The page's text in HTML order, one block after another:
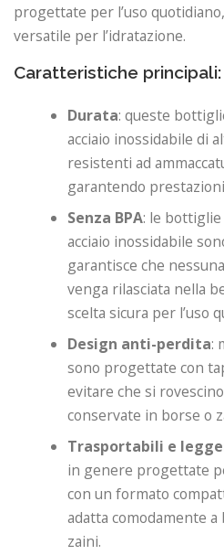
progettate per l’uso
versatile per l’idratazione.
Caratteristiche principali:
Durata: queste
acciaio inossidabile di
resistenti ad
garantendo
Senza BPA: le bottiglie
acciaio inossidabile
garantisce che
venga rilasciata nella
scelta sicura per l’uso
Design anti-perdita:
sono progettate con
evitare che si
conservate in borse o
Trasportabili e
in genere progettate
con un formato
adatta comodamente
zaini.